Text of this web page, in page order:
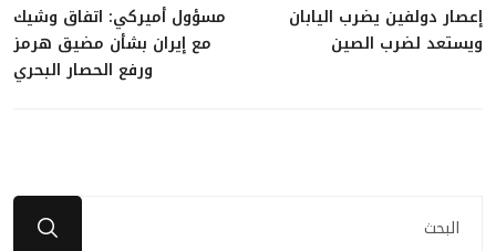
إعصار دولفين يضرب اليابان
ويستعد لضرب الصين
مسؤول أميركي: اتفاق وشيك
مع إيران بشأن مضيق هرمز
ورفع الحصار البحري